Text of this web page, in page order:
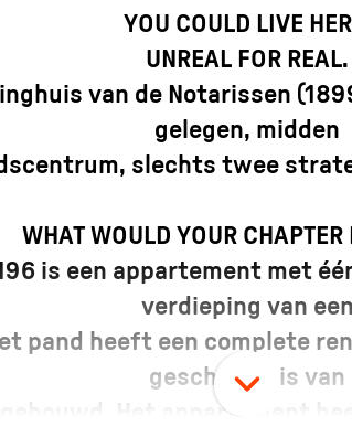
YOU COULD LIVE
UNREAL FOR REAL.
van de Notarissen
gelegen, midden
slechts twee
WHAT WOULD YOUR CHAPTER
is een appartement met
verdieping van een
pand heeft een complete
geschiedenis van
Het appartement